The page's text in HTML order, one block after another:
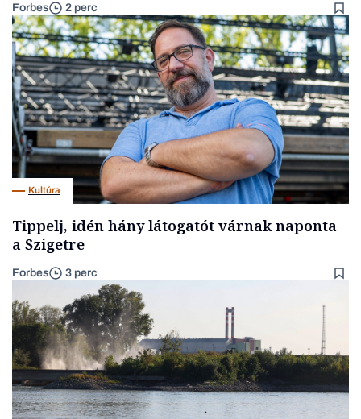
Forbes 2 perc
Kultúra
Tippelj, idén hány látogatót várnak naponta
a Szigetre
Forbes 3 perc